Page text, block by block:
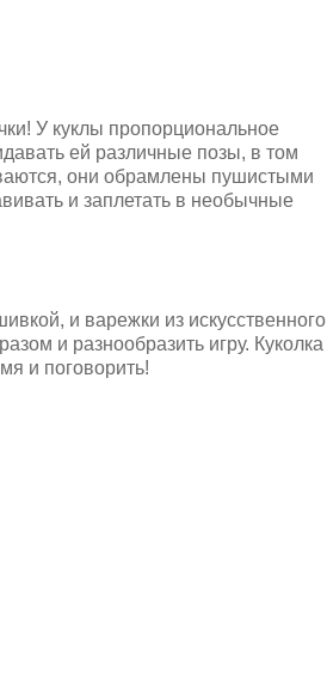
У куклы пропорциональное
ей различные позы, в том
они обрамлены пушистыми
и заплетать в необычные
и варежки из искусственного
и разнообразить игру. Куколка
и поговорить!